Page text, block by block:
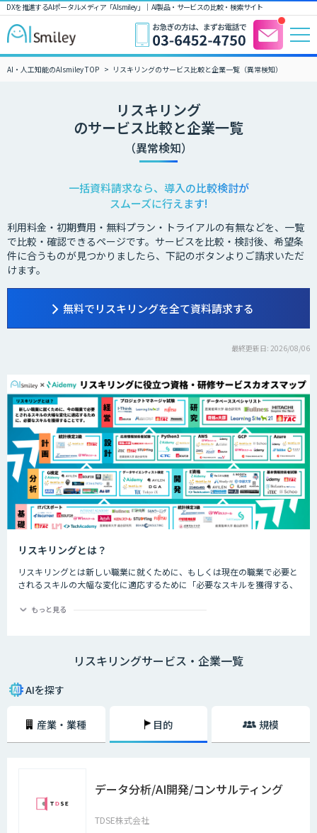
DXを推進するAIポータルメディア「AIsmiley」｜ AI製品・サービスの比較・検索サイト
AI・人工知能のAIsmiley TOP リスキリングのサービス比較と企業一覧（異常検知）
リスキリング
のサービス比較と企業一覧
（異常検知）
一括資料請求なら、導入の比較検討が
スムーズに行えます!
利用料金・初期費用・無料プラン・トライアルの有無などを、一覧
で比較・確認できるページです。サービスを比較・検討後、希望条
件に合うものが見つかりましたら、下記のボタンよりご請求いただ
けます。
無料でリスキリングを全て資料請求する
最終更新日: 2026/08/06
リスキリングとは？
リスキリングとは新しい職業に就くために、もしくは現在の職業で必要と
されるスキルの大幅な変化に適応するために「必要なスキルを獲得する、
ど、仕事の進め方が大幅に変わるであろう職業につくためのスキル習得や
発を示す概念として提唱したことから、注目されるようになりました。
リスキリングが必要な理由は、デジタル技術によって「新しい職業が誕生
する（今の職業が衰退する）」「業務のやり方が大きく変わる」という課
すでに日本企業の一部は、全社員にDX基礎教育を実施、文系社員を対象
にAI研修を実施などの施策を実施しています。リスキリングによって、デ
ジタル技術の力を使いながら価値を創造するスキルやマインドが再開発さ
もっと見る
リスキリングサービス・企業一覧
AIを探す
産業・業種 目的 規模
データ分析/AI開発/コンサルティング
TDSE株式会社